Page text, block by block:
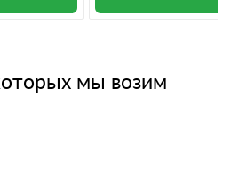
мы возим